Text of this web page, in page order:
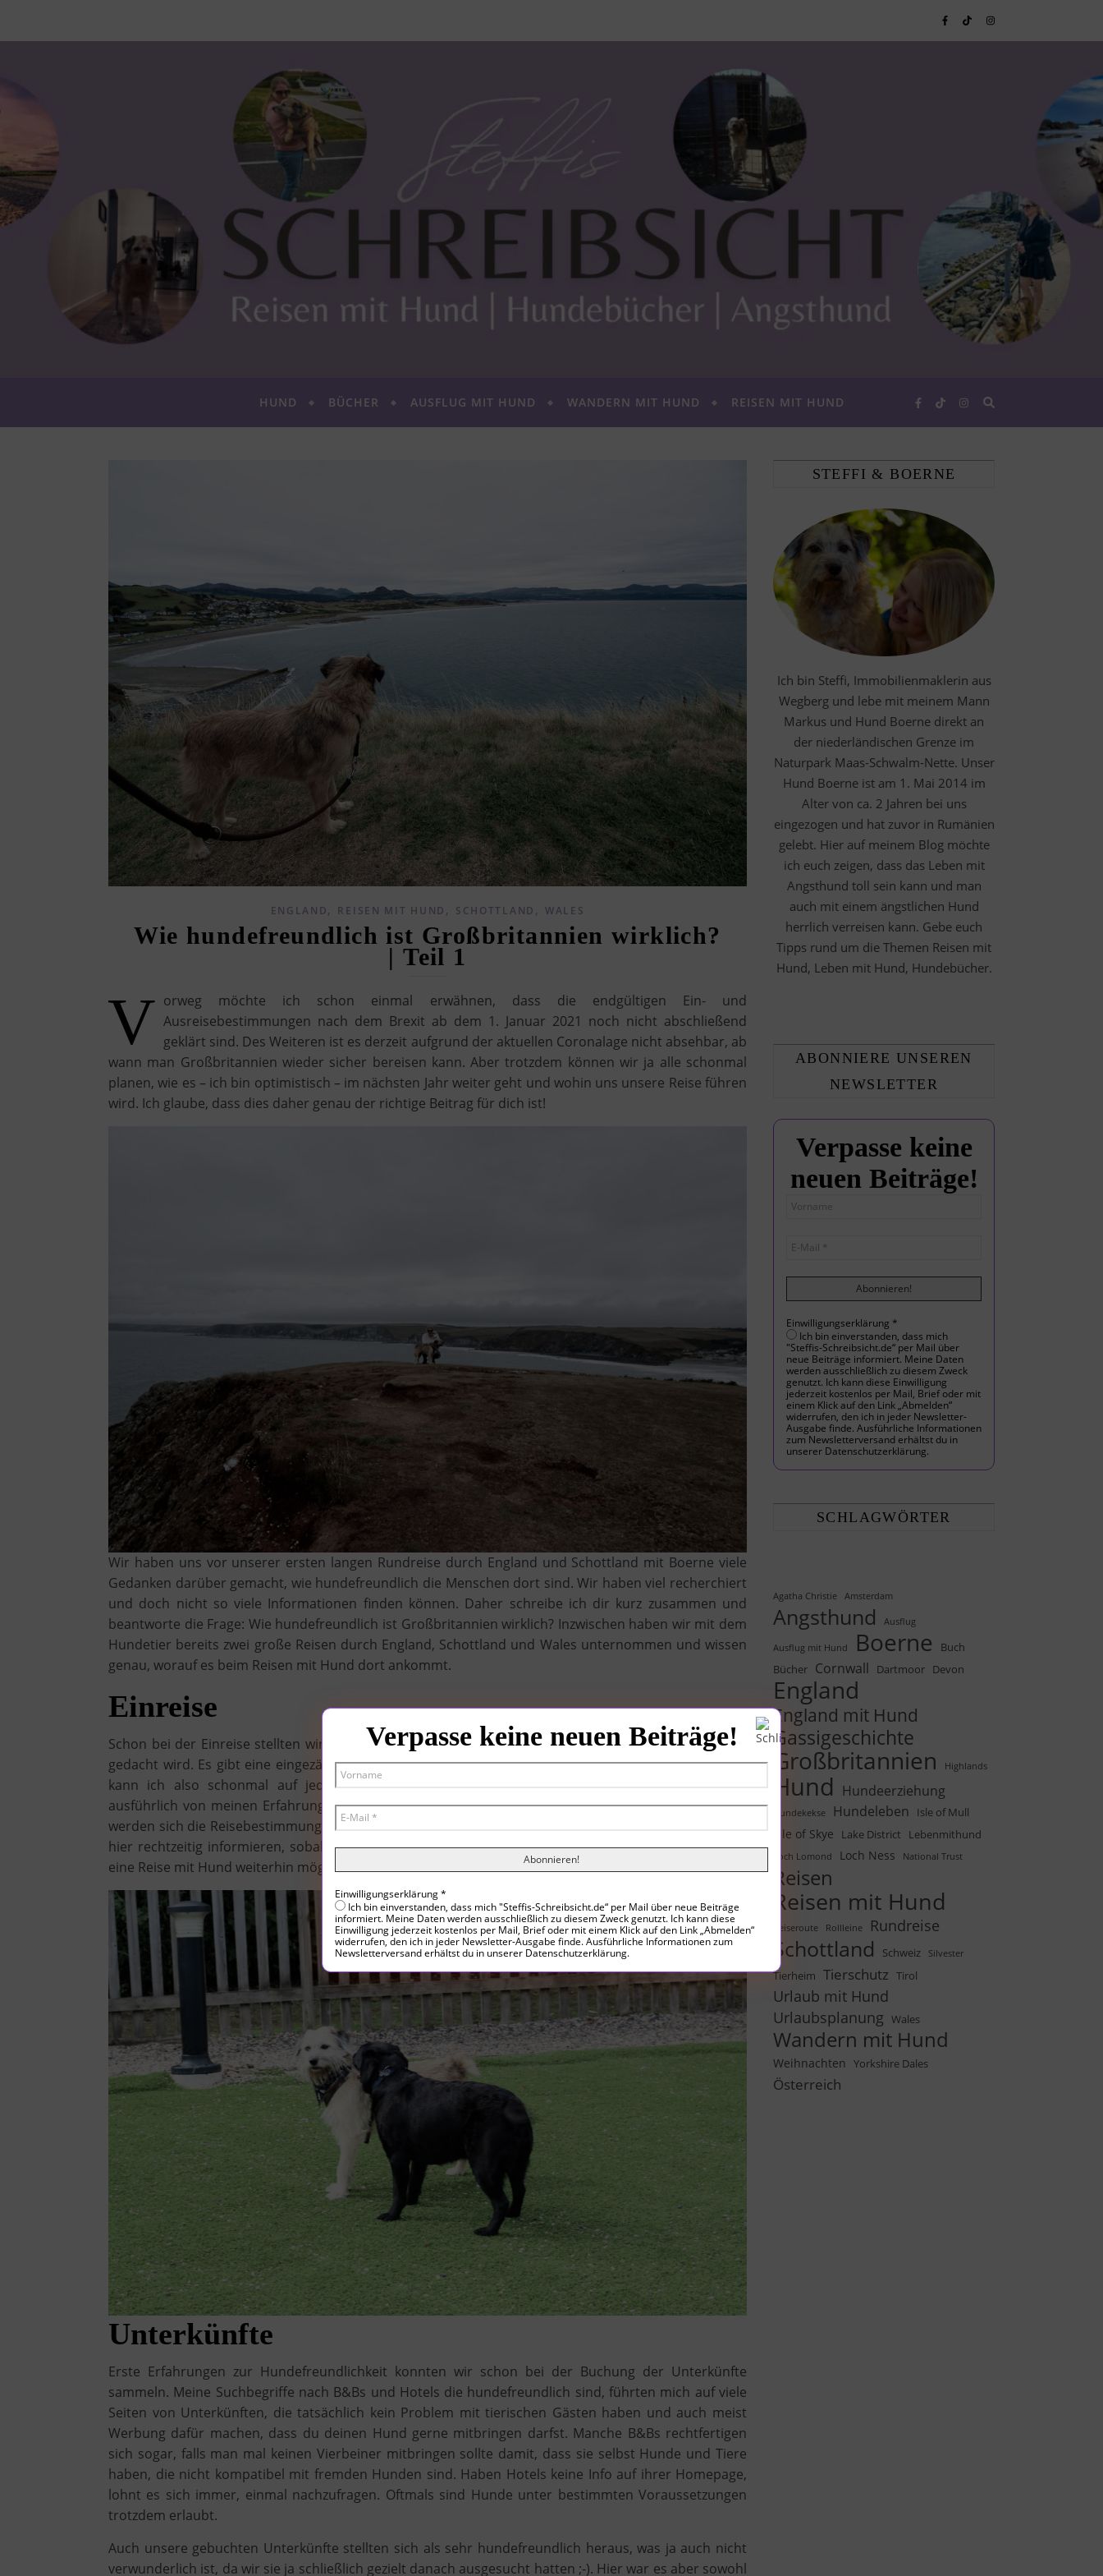
HUND BÜCHER AUSFLUG MIT HUND WANDERN MIT HUND REISEN MIT HUND
ENGLAND, REISEN MIT HUND , SCHOTTLAND , WALES
Wie hundefreundlich ist Großbritannien wirklich?
| Teil 1
V orweg möchte ich schon einmal erwähnen, dass die endgültigen Ein- und
Ausreisebestimmungen nach dem Brexit ab dem 1. Januar 2021 noch nicht abschließend
geklärt sind. Des Weiteren ist es derzeit aufgrund der aktuellen Coronalage nicht absehbar, ab
wann man Großbritannien wieder sicher bereisen kann. Aber trotzdem können wir ja alle schonmal
planen, wie es – ich bin optimistisch – im nächsten Jahr weiter geht und wohin uns unsere Reise führen
wird. Ich glaube, dass dies daher genau der richtige Beitrag für dich ist!
Wir haben uns vor unserer ersten langen Rundreise durch England und Schottland mit Boerne viele
Gedanken darüber gemacht, wie hundefreundlich die Menschen dort sind. Wir haben viel recherchiert
und doch nicht so viele Informationen finden können. Daher schreibe ich dir kurz zusammen und
beantworte die Frage: Wie hundefreundlich ist Großbritannien wirklich? Inzwischen haben wir mit dem
Hundetier bereits zwei große Reisen durch England, Schottland und Wales unternommen und wissen
genau, worauf es beim Reisen mit Hund dort ankommt.
Einreise
Schon bei der Einreise stellten wir auf dem Gelände des Eurotunnels fest, dass an unsere Vierbeiner
gedacht wird. Es gibt eine eingezäunte Hundewiese zum Toben und frisches Wasser. Den Eurotunnel
kann ich also schonmal auf jeden Fall als sehr hundefreundlich bezeichnen.
ausführlich von meinen Erfahrungen mit der Fahrt durch den Eurotunnel. Wie oben schon erwähnt,
werden sich die Reisebestimmungen für Hunde aufgrund des Brexit noch ändern, aber ich werde dich
hier rechtzeitig informieren, sobald eine Lösung für Hunde gefunden wurde. Es ist aber sicher, dass
eine Reise mit Hund weiterhin möglich sein und gern gesehen wird.
Unterkünfte
Erste Erfahrungen zur Hundefreundlichkeit konnten wir schon bei der Buchung der Unterkünfte
sammeln. Meine Suchbegriffe nach B&Bs und Hotels die hundefreundlich sind, führten mich auf viele
Seiten von Unterkünften, die tatsächlich kein Problem mit tierischen Gästen haben und auch meist
Werbung dafür machen, dass du deinen Hund gerne mitbringen darfst. Manche B&Bs rechtfertigen
sich sogar, falls man mal keinen Vierbeiner mitbringen sollte damit, dass sie selbst Hunde und Tiere
haben, die nicht kompatibel mit fremden Hunden sind. Haben Hotels keine Info auf ihrer Homepage,
lohnt es sich immer, einmal nachzufragen. Oftmals sind Hunde unter bestimmten Voraussetzungen
trotzdem erlaubt.
Auch unsere gebuchten Unterkünfte stellten sich als sehr hundefreundlich heraus, was ja auch nicht
verwunderlich ist, da wir sie ja schließlich gezielt danach ausgesucht hatten ;-). Hier war es aber sowohl
Verpasse keine neuen Beiträge!
Einwilligungserklärung*
Ich bin einverstanden, dass mich "Steffis-Schreibsicht.de“ per Mail über neue Beiträge
informiert. Meine Daten werden ausschließlich zu diesem Zweck genutzt. Ich kann diese
Einwilligung jederzeit kostenlos per Mail, Brief oder mit einem Klick auf den Link „Abmelden“
widerrufen, den ich in jeder Newsletter-Ausgabe finde. Ausführliche Informationen zum
Newsletterversand erhältst du in unserer Datenschutzerklärung.
STEFFI & BOERNE
Ich bin Steffi, Immobilienmaklerin aus
Wegberg und lebe mit meinem Mann
Markus und Hund Boerne direkt an
der niederländischen Grenze im
Naturpark Maas-Schwalm-Nette. Unser
Hund Boerne ist am 1. Mai 2014 im
Alter von ca. 2 Jahren bei uns
eingezogen und hat zuvor in Rumänien
gelebt. Hier auf meinem Blog möchte
ich euch zeigen, dass das Leben mit
Angsthund toll sein kann und man
auch mit einem ängstlichen Hund
herrlich verreisen kann. Gebe euch
Tipps rund um die Themen Reisen mit
Hund, Leben mit Hund, Hundebücher.
ABONNIERE UNSEREN
NEWSLETTER
Verpasse keine
neuen Beiträge!
Einwilligungserklärung *
Ich bin einverstanden, dass mich
"Steffis-Schreibsicht.de“ per Mail über
neue Beiträge informiert. Meine Daten
werden ausschließlich zu diesem Zweck
genutzt. Ich kann diese Einwilligung
jederzeit kostenlos per Mail, Brief oder mit
einem Klick auf den Link „Abmelden“
widerrufen, den ich in jeder Newsletter-
Ausgabe finde. Ausführliche Informationen
zum Newsletterversand erhältst du in
unserer Datenschutzerklärung.
SCHLAGWÖRTER
Agatha Christie Amsterdam
Angsthund Ausflug
Ausflug mit Hund Boerne
Buch
Bücher Cornwall Dartmoor Devon
England
England mit Hund
Gassigeschichte
Großbritannien Highlands
Hund Hundeerziehung
Hundekekse Hundeleben Isle of Mull
Isle of Skye Lake District Lebenmithund
Loch Lomond Loch Ness National Trust
Reisen
Reisen mit Hund
Reiseroute Rollleine Rundreise
Schottland Schweiz Silvester
Tierheim Tierschutz Tirol
Urlaub mit Hund
Urlaubsplanung Wales
Wandern mit Hund
Weihnachten Yorkshire Dales
Österreich